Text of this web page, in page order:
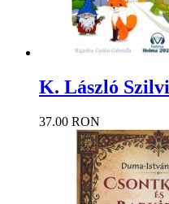
K. László
37.00 RON